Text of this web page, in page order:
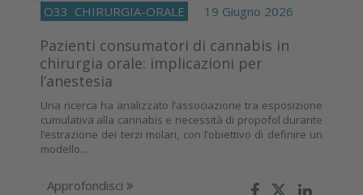
O33 CHIRURGIA-ORALE 19 Giugno 2026
Pazienti consumatori di cannabis in
chirurgia orale: implicazioni per
l’anestesia
Una ricerca ha analizzato l’associazione tra esposizione
cumulativa alla cannabis e necessità di propofol durante
l’estrazione dei terzi molari, con l’obiettivo di definire un
modello...
Approfondisci